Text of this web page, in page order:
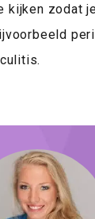
kijken zodat